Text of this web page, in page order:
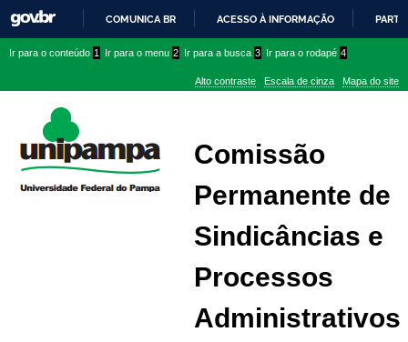
PARA
CONTEÚDO
COMUNICA BR ACESSO À INFORMAÇÃO
conteúdo
menu
superior
menu
Ir para o conteúdo 1 Ir para o menu 2 Ir para a busca 3 Ir para o rodapé 4
Alto contraste Escala de cinza Mapa do site
Comissão
Permanente de
Sindicâncias e
Processos
Administrativos